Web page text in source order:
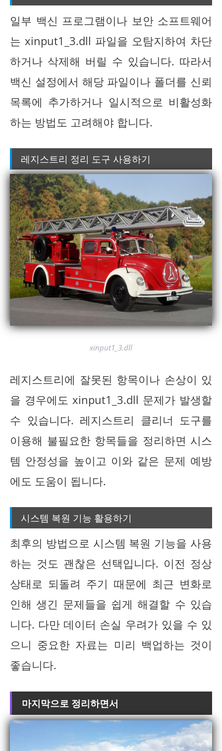
일부 백신 프로그램이나 보안 소프트웨어
는 xinput1_3.dll 파일을 오탐지하여 차단
하거나 삭제해 버릴 수 있습니다. 따라서
백신 설정에서 해당 파일이나 폴더를 신뢰
목록에 추가하거나 일시적으로 비활성화
하는 방법도 고려해야 합니다.
레지스트리 정리 도구 사용하기
xinput1_3.dll
레지스트리에 잘못된 항목이나 손상이 있
을 경우에도 xinput1_3.dll 문제가 발생할
수 있습니다. 레지스트리 클리너 도구를
이용해 불필요한 항목들을 정리하면 시스
템 안정성을 높이고 이와 같은 문제 예방
에도 도움이 됩니다.
시스템 복원 기능 활용하기
최후의 방법으로 시스템 복원 기능을 사용
하는 것도 괜찮은 선택입니다. 이전 정상
상태로 되돌려 주기 때문에 최근 변화로
인해 생긴 문제들을 쉽게 해결할 수 있습
니다. 다만 데이터 손실 우려가 있을 수 있
으니 중요한 자료는 미리 백업하는 것이
좋습니다.
마지막으로 정리하면서